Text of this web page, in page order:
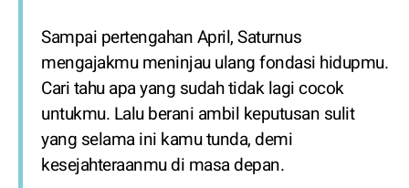
Sampai pertengahan April, Saturnus
mengajakmu meninjau ulang fondasi hidupmu.
Cari tahu apa yang sudah tidak lagi cocok
untukmu. Lalu berani ambil keputusan sulit
yang selama ini kamu tunda, demi
kesejahteraanmu di masa depan.